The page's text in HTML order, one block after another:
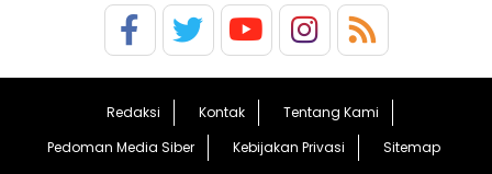
Redaksi Kontak
Tentang Kami
Pedoman Media Siber
Kebijakan Privasi Sitemap